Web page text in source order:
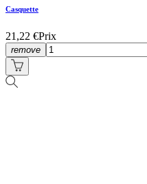
Casquette
21,22 €Prix
remove